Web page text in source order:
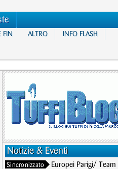
FIN ALTRO INFO FLASH
Notizie & Eventi
Sincronizzato
Europei Parigi/ Team